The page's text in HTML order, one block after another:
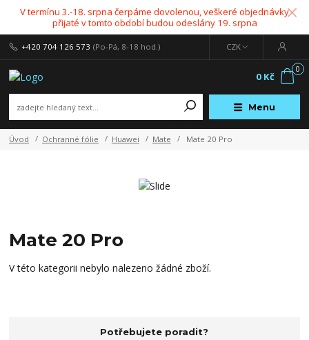
V termínu 3.-18. srpna čerpáme dovolenou, veškeré objednávky
přijaté v tomto období budou odeslány 19. srpna
Menu
CZK
+420 704 126 573 (Po-Pá, 8-18 hod.)
0
0 Kč
Úvod Ochranné fólie Huawei Mate Mate 20 Pro
Mate 20 Pro
V této kategorii nebylo nalezeno žádné zboží.
Potřebujete poradit?